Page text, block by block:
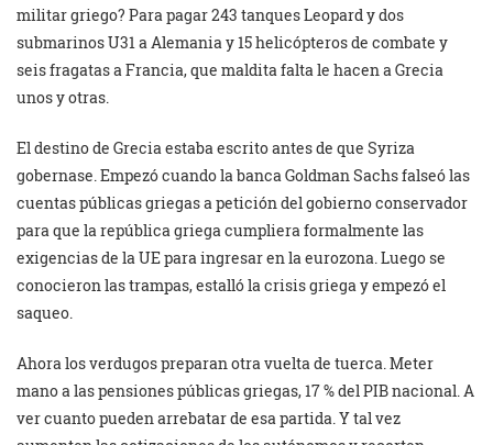
militar griego? Para pagar 243 tanques Leopard y dos
submarinos U31 a Alemania y 15 helicópteros de combate y
seis fragatas a Francia, que maldita falta le hacen a Grecia
unos y otras.
El destino de Grecia estaba escrito antes de que Syriza
gobernase. Empezó cuando la banca Goldman Sachs falseó las
cuentas públicas griegas a petición del gobierno conservador
para que la república griega cumpliera formalmente las
exigencias de la UE para ingresar en la eurozona. Luego se
conocieron las trampas, estalló la crisis griega y empezó el
saqueo.
Ahora los verdugos preparan otra vuelta de tuerca. Meter
mano a las pensiones públicas griegas, 17 % del PIB nacional. A
ver cuanto pueden arrebatar de esa partida. Y tal vez